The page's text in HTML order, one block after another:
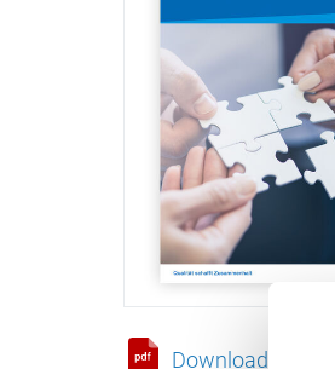
Download als PDF